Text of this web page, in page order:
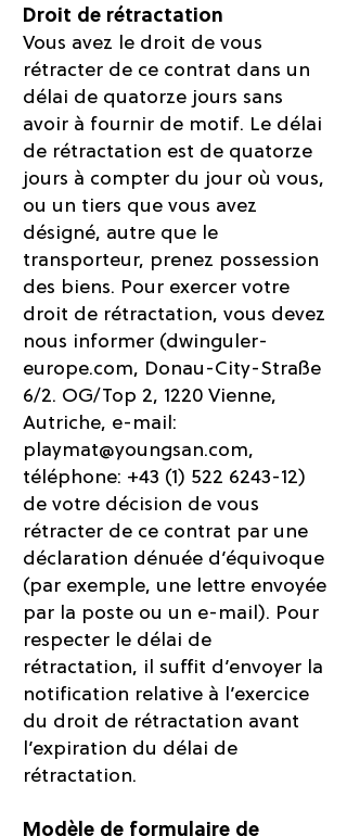
Droit de rétractation
Vous avez le droit de vous
rétracter de ce contrat dans un
délai de quatorze jours sans
avoir à fournir de motif. Le délai
de rétractation est de quatorze
jours à compter du jour où vous,
ou un tiers que vous avez
désigné, autre que le
transporteur, prenez possession
des biens. Pour exercer votre
droit de rétractation, vous devez
nous informer (dwinguler-
europe.com, Donau-City-Straße
6/2. OG/Top 2, 1220 Vienne,
Autriche, e-mail:
playmat@youngsan.com,
téléphone: +43 (1) 522 6243-12)
de votre décision de vous
rétracter de ce contrat par une
déclaration dénuée d’équivoque
(par exemple, une lettre envoyée
par la poste ou un e-mail). Pour
respecter le délai de
rétractation, il suffit d’envoyer la
notification relative à l’exercice
du droit de rétractation avant
l’expiration du délai de
rétractation.
Modèle de formulaire de